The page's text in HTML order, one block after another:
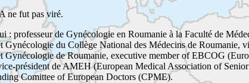
ne fut pas viré.
: professeur de Gynécologie en Roumanie à la Faculté de
Gynécologie du Collège National des Médecins de Roumanie,
Gynécologie de Roumanie, executive member of EBCOG
président de AMEH (European Medical Association of
Comittee of European Doctors (CPME).